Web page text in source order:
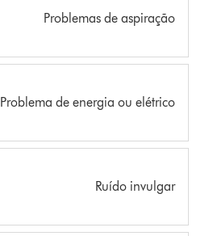
Problemas de aspiração
Problema de energia ou elétrico
Ruído invulgar